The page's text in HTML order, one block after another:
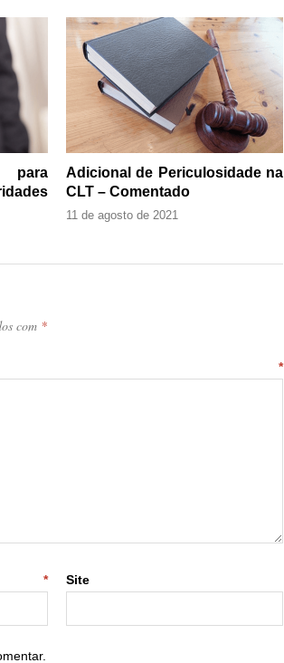
para
Adicional de Periculosidade na
CLT – Comentado
11 de agosto de 2021
com *
*
* Site